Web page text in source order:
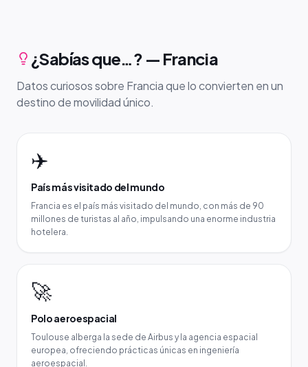
¿Sabías que…? — Francia
Datos curiosos sobre Francia que lo convierten en un
destino de movilidad único.
✈️
País más visitado del mundo
Francia es el país más visitado del mundo, con más de 90
millones de turistas al año, impulsando una enorme industria
hotelera.
🚀
Polo aeroespacial
Toulouse alberga la sede de Airbus y la agencia espacial
europea, ofreciendo prácticas únicas en ingeniería
aeroespacial.